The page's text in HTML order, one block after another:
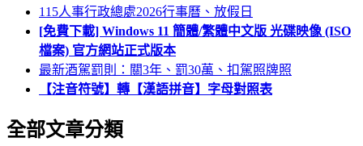
115人事行政總處2026行事曆、放假日
[免費下載] Windows 11 簡體/繁體中文版 光碟映像 (ISO
檔案) 官方網站正式版本
最新酒駕罰則：關3年、罰30萬、扣駕照牌照
【注音符號】轉【漢語拼音】字母對照表
全部文章分類